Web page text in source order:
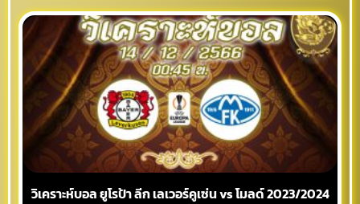
วิเคราะห์บอล ยูโรป้า ลีก เลเวอร์คูเซ่น vs โมลด์ 2023/2024